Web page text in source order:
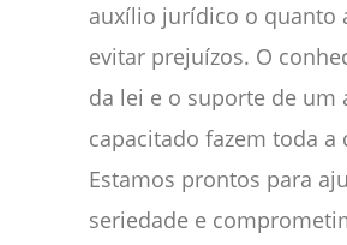
auxílio jurídico o quanto
evitar prejuízos. O
da lei e o suporte de um
capacitado fazem toda a
Estamos prontos para
seriedade e